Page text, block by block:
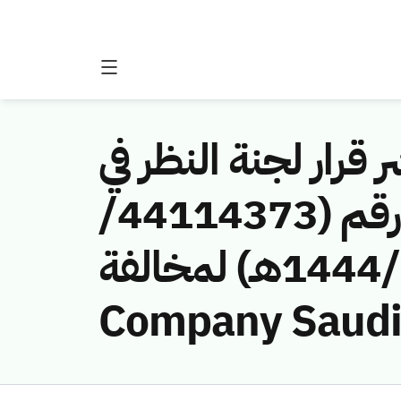
قرار لجنة النظر في
مخالفات نظام الاتصالات وتقنية المعلومات رقم (44114373/
ق/1444هـ) لمخالفة (Mobile Telecommunications
Company